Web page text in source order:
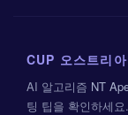
CUP 오스트리
AI 알고리즘 NT
팅 팁을 확인하세